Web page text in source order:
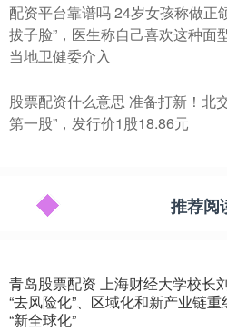
配资平台靠谱吗 24岁女孩称做正
拔子脸”，医生称自己喜欢这种面
当地卫健委介入
股票配资什么意思 准备打新！北
第一股”，发行价1股18.86元
推荐阅
青岛股票配资 上海财经大学校长
“去风险化”、区域化和新产业链重
“新全球化”